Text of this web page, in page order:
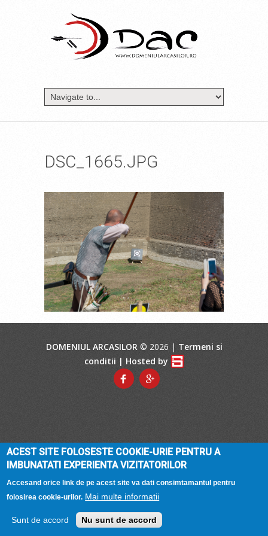
DSC_1665.JPG
DOMENIUL ARCASILOR© 2026 | Termeni si
conditii | Hosted by
ACEST SITE FOLOSESTE COOKIE-URIE PENTRU A
IMBUNATATI EXPERIENTA VIZITATORILOR
Accesand orice link de pe acest site va dati consimtamantul pentru
folosirea cookie-urilor. Mai multe informatii
Sunt de accord Nu sunt de accord